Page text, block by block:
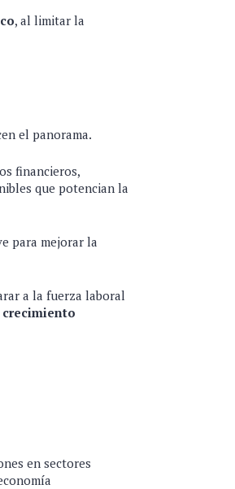
, al limitar la
el panorama.
financieros,
que potencian la
para mejorar la
a la fuerza laboral
crecimiento
en sectores